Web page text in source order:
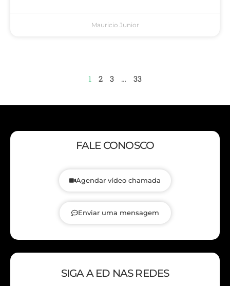
Mauricio Junior
1 2 3 … 33
FALE CONOSCO
Agendar vídeo chamada
Enviar uma mensagem
SIGA A ED NAS REDES